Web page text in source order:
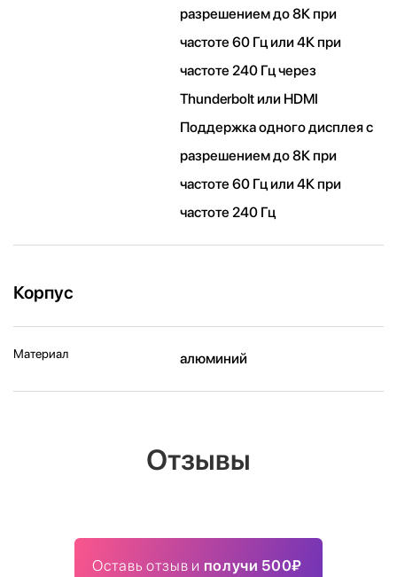
разрешением до 8К при
частоте 60 Гц или 4К при
частоте 240 Гц через
Thunderbolt или HDMI
Поддержка одного дисплея с
разрешением до 8К при
частоте 60 Гц или 4К при
частоте 240 Гц
Корпус
Материал алюминий
Отзывы
Оставь отзыв и получи 500₽